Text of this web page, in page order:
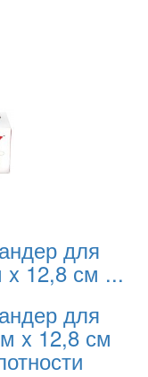
для
x 12,8 см ...
для
x 12,8 см